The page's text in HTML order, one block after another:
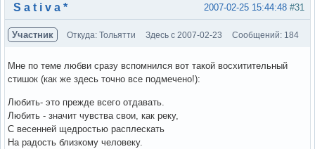
Вне форума #31
2007-02-25 15:44:48
S a t i v a *
Участник Откуда: Тольятти Здесь с 2007-02-23 Сообщений: 184
Мне по теме любви сразу вспомнился вот такой восхитительный
стишок (как же здесь точно все подмечено!):
Любить- это прежде всего отдавать.
Любить - значит чувства свои, как реку,
С весенней щедростью расплескать
На радость близкому человеку.